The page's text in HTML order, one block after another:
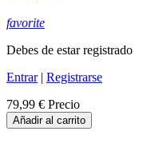
favorite
Debes de estar registrado
Entrar| Registrarse
79,99 € Precio
Añadir al carrito